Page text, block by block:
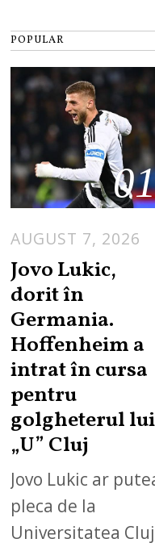
POPULAR
AUGUST 7, 2026
Jovo Lukic,
dorit în
Germania.
Hoffenheim a
intrat în cursa
pentru
golgheterul lui
„U” Cluj
Jovo Lukic ar
pleca de la
Universitatea